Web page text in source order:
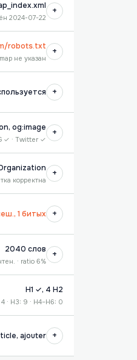
2024-07-22
+
robots.txt
не указан
+
+
og:image
✓ · Twitter ✓
+
корректна
+
1 битых +
2040 слов
· ratio 6%
+
H1 ✓, 4 H2
4 · H3: 9 · H4–H6: 0
ajouter +